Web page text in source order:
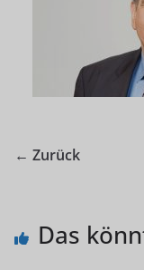
← Zurück
Das